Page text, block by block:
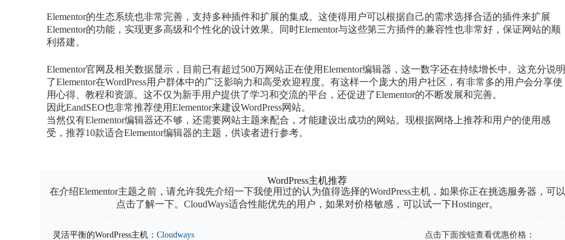
Elementor的生态系统也非常完善，支持多种插件和扩展的集成。这使得用户可以根据自己的需求选择合适的插件来扩展
Elementor的功能，实现更多高级和个性化的设计效果。同时Elementor与这些第三方插件的兼容性也非常好，保证网站的顺
利搭建。
Elementor官网及相关数据显示，目前已有超过500万网站正在使用Elementor编辑器，这一数字还在持续增长中。这充分说明
了Elementor在WordPress用户群体中的广泛影响力和高受欢迎程度。有这样一个庞大的用户社区，有非常多的用户会分享使
用心得、教程和资源。这不仅为新手用户提供了学习和交流的平台，还促进了Elementor的不断发展和完善。
因此EandSEO也非常推荐使用Elementor来建设WordPress网站。
当然仅有Elementor编辑器还不够，还需要网站主题来配合，才能建设出成功的网站。现根据网络上推荐和用户的使用感
受，推荐10款适合Elementor编辑器的主题，供读者进行参考。
WordPress主机推荐
在介绍Elementor主题之前，请允许我先介绍一下我使用过的认为值得选择的WordPress主机，如果你正在挑选服务器，可以
点击了解一下。CloudWays适合性能优先的用户，如果对价格敏感，可以试一下Hostinger。
灵活平衡的WordPress主机：Cloudways 点击下面按钮查看优惠价格：